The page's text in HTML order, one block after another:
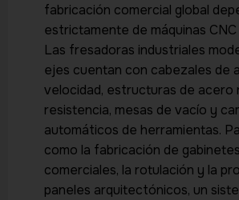
fabricación comercial global
estrictamente de máquinas
Las fresadoras industriales
ejes cuentan con cabezales de
velocidad, estructuras de acero
resistencia, mesas de vacío y
automáticos de herramientas.
como la fabricación de gabinetes
comerciales, la rotulación y la
paneles arquitectónicos, un